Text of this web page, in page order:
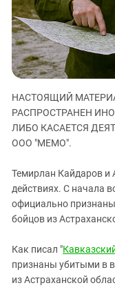
Дагестан
Ингушетия
Кабардино-Балкария
Калмыкия
Карачаево-Черкесия
Краснодарский край
Нагорный Карабах
Ростовская область
Северная Осетия -
СКФО
Ставропольский край
Чечня
НАСТОЯЩИЙ
РАСПРОСТРАНЕН
ЛИБО КАСАЕТСЯ
ООО "МЕМО".
Темирлан Кайдаров и
действиях. С начала
официально
бойцов из
Как писал "
признаны убитыми в
из Астраханской